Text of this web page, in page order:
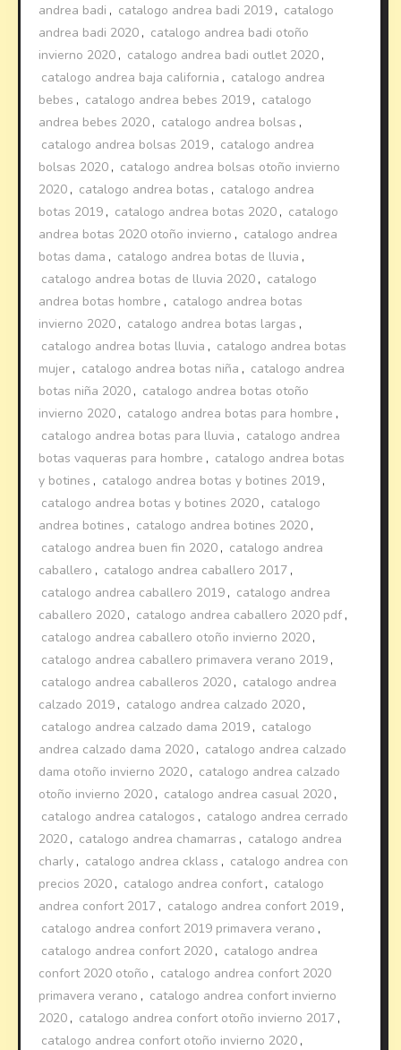
andrea badi , catalogo andrea badi 2019 , catalogo
andrea badi 2020 , catalogo andrea badi otoño
invierno 2020 , catalogo andrea badi outlet 2020 ,
catalogo andrea baja california , catalogo andrea
bebes , catalogo andrea bebes 2019 , catalogo
andrea bebes 2020 , catalogo andrea bolsas ,
catalogo andrea bolsas 2019 , catalogo andrea
bolsas 2020 , catalogo andrea bolsas otoño invierno
2020 , catalogo andrea botas , catalogo andrea
botas 2019 , catalogo andrea botas 2020 , catalogo
andrea botas 2020 otoño invierno , catalogo andrea
botas dama , catalogo andrea botas de lluvia ,
catalogo andrea botas de lluvia 2020 , catalogo
andrea botas hombre , catalogo andrea botas
invierno 2020 , catalogo andrea botas largas ,
catalogo andrea botas lluvia , catalogo andrea botas
mujer , catalogo andrea botas niña , catalogo andrea
botas niña 2020 , catalogo andrea botas otoño
invierno 2020 , catalogo andrea botas para hombre ,
catalogo andrea botas para lluvia , catalogo andrea
botas vaqueras para hombre , catalogo andrea botas
y botines , catalogo andrea botas y botines 2019 ,
catalogo andrea botas y botines 2020 , catalogo
andrea botines , catalogo andrea botines 2020 ,
catalogo andrea buen fin 2020 , catalogo andrea
caballero , catalogo andrea caballero 2017 ,
catalogo andrea caballero 2019 , catalogo andrea
caballero 2020 , catalogo andrea caballero 2020 pdf ,
catalogo andrea caballero otoño invierno 2020 ,
catalogo andrea caballero primavera verano 2019 ,
catalogo andrea caballeros 2020 , catalogo andrea
calzado 2019 , catalogo andrea calzado 2020 ,
catalogo andrea calzado dama 2019 , catalogo
andrea calzado dama 2020 , catalogo andrea calzado
dama otoño invierno 2020 , catalogo andrea calzado
otoño invierno 2020 , catalogo andrea casual 2020 ,
catalogo andrea catalogos , catalogo andrea cerrado
2020 , catalogo andrea chamarras , catalogo andrea
charly , catalogo andrea cklass , catalogo andrea con
precios 2020 , catalogo andrea confort, catalogo
andrea confort 2017 , catalogo andrea confort 2019 ,
catalogo andrea confort 2019 primavera verano ,
catalogo andrea confort 2020 , catalogo andrea
confort 2020 otoño , catalogo andrea confort 2020
primavera verano , catalogo andrea confort invierno
2020 , catalogo andrea confort otoño invierno 2017 ,
catalogo andrea confort otoño invierno 2020 ,